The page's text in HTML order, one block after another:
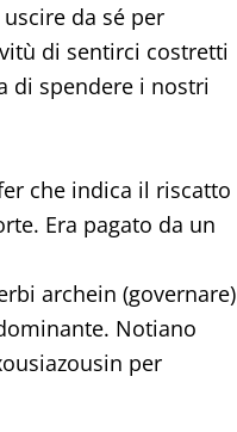
da sé per
di sentirci costretti
di spendere i nostri
che indica il riscatto
Era pagato da un
archein (governare)
Notiano
per